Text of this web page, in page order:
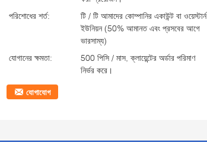
পরিশোধের শর্ত:
টি / টি আমাদের কোম্পানির একাউন্ট বা ওয়েস্টার্ন
ইউনিয়ন (50% আমানত এবং প্রসবের আগে
ভারসাম্য)
যোগানের ক্ষমতা:
500 পিসি / মাস, ক্লায়েন্টের অর্ডার পরিমাণ
নির্ভর করে।
যোগাযোগ